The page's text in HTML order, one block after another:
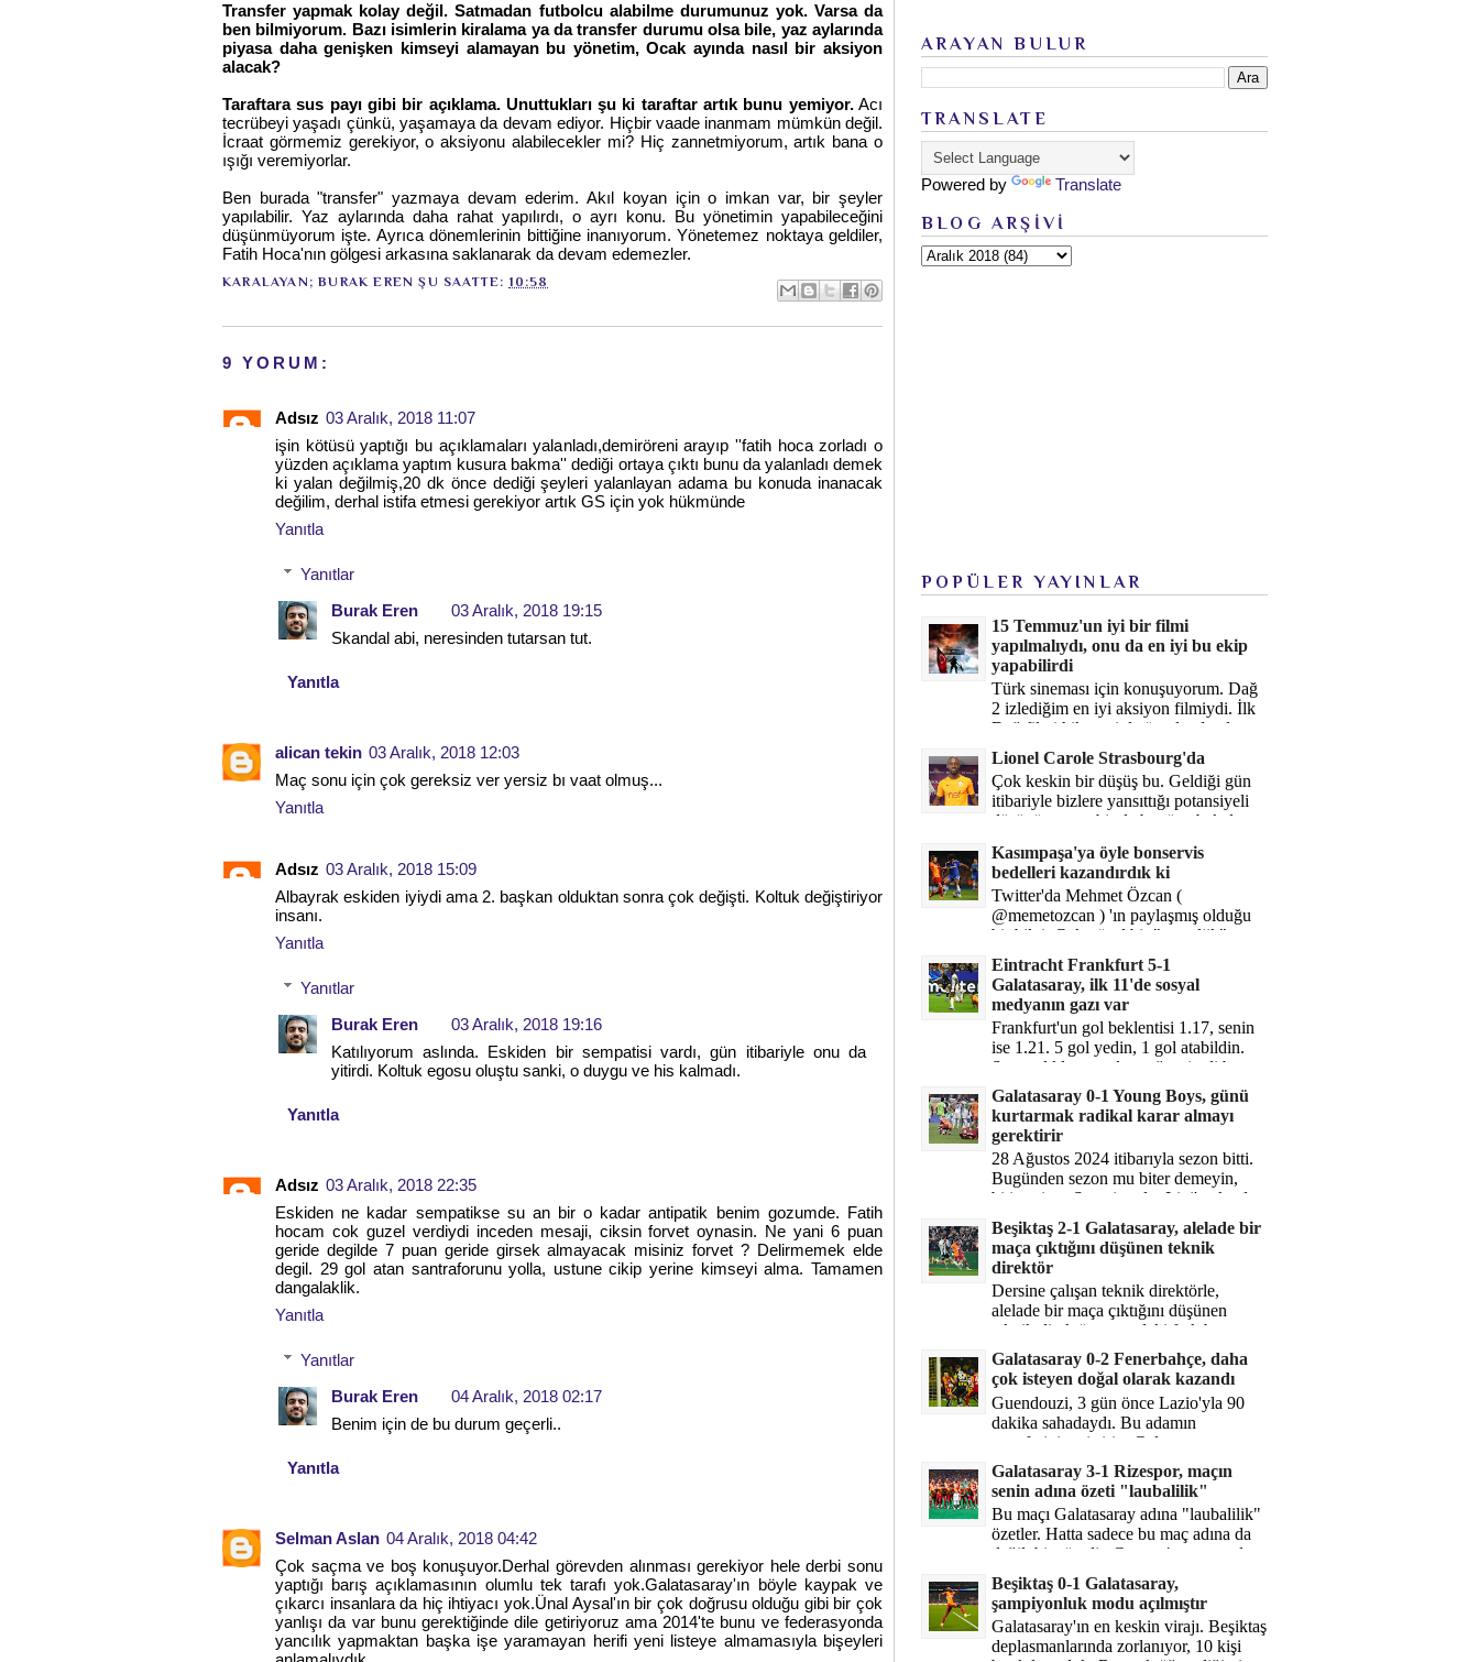
Transfer yapmak kolay değil. Satmadan futbolcu alabilme durumunuz yok. Varsa da
ben bilmiyorum. Bazı isimlerin kiralama ya da transfer durumu olsa bile, yaz aylarında
piyasa daha genişken kimseyi alamayan bu yönetim, Ocak ayında nasıl bir aksiyon
alacak?
Taraftara sus payı gibi bir açıklama. Unuttukları şu ki taraftar artık bunu yemiyor.Acı
tecrübeyi yaşadı çünkü, yaşamaya da devam ediyor. Hiçbir vaade inanmam mümkün değil.
İcraat görmemiz gerekiyor, o aksiyonu alabilecekler mi? Hiç zannetmiyorum, artık bana o
ışığı veremiyorlar.
Ben burada "transfer" yazmaya devam ederim. Akıl koyan için o imkan var, bir şeyler
yapılabilir. Yaz aylarında daha rahat yapılırdı, o ayrı konu. Bu yönetimin yapabileceğini
düşünmüyorum işte. Ayrıca dönemlerinin bittiğine inanıyorum. Yönetemez noktaya geldiler,
Fatih Hoca'nın gölgesi arkasına saklanarak da devam edemezler.
KARALAYAN;BURAK EREN ŞU SAATTE:10:58
9 YORUM:
Adsız 03 Aralık, 2018 11:07
işin kötüsü yaptığı bu açıklamaları yalanladı,demiröreni arayıp ''fatih hoca zorladı o
yüzden açıklama yaptım kusura bakma'' dediği ortaya çıktı bunu da yalanladı demek
ki yalan değilmiş,20 dk önce dediği şeyleri yalanlayan adama bu konuda inanacak
değilim, derhal istifa etmesi gerekiyor artık GS için yok hükmünde
Yanıtla
Yanıtlar
Burak Eren
03 Aralık, 2018 19:15
Skandal abi, neresinden tutarsan tut.
Yanıtla
alican tekin 03 Aralık, 2018 12:03
Maç sonu için çok gereksiz ver yersiz bı vaat olmuş...
Yanıtla
Adsız 03 Aralık, 2018 15:09
Albayrak eskiden iyiydi ama 2. başkan olduktan sonra çok değişti. Koltuk değiştiriyor
insanı.
Yanıtla
Yanıtlar
Burak Eren
03 Aralık, 2018 19:16
Katılıyorum aslında. Eskiden bir sempatisi vardı, gün itibariyle onu da
yitirdi. Koltuk egosu oluştu sanki, o duygu ve his kalmadı.
Yanıtla
Adsız 03 Aralık, 2018 22:35
Eskiden ne kadar sempatikse su an bir o kadar antipatik benim gozumde. Fatih
hocam cok guzel verdiydi inceden mesaji, ciksin forvet oynasin. Ne yani 6 puan
geride degilde 7 puan geride girsek almayacak misiniz forvet ? Delirmemek elde
degil. 29 gol atan santraforunu yolla, ustune cikip yerine kimseyi alma. Tamamen
dangalaklik.
Yanıtla
Yanıtlar
Burak Eren
04 Aralık, 2018 02:17
Benim için de bu durum geçerli..
Yanıtla
Selman Aslan 04 Aralık, 2018 04:42
Çok saçma ve boş konuşuyor.Derhal görevden alınması gerekiyor hele derbi sonu
yaptığı barış açıklamasının olumlu tek tarafı yok.Galatasaray'ın böyle kaypak ve
çıkarcı insanlara da hiç ihtiyacı yok.Ünal Aysal'ın bir çok doğrusu olduğu gibi bir çok
yanlışı da var bunu gerektiğinde dile getiriyoruz ama 2014'te bunu ve federasyonda
yancılık yapmaktan başka işe yaramayan herifi yeni listeye almamasıyla bişeyleri
ARAYAN BULUR
TRANSLATE
Powered by Translate
BLOG ARŞİVİ
POPÜLER YAYINLAR
15 Temmuz'un iyi bir filmi
yapılmalıydı, onu da en iyi bu ekip
yapabilirdi
Türk sineması için konuşuyorum. Dağ
2 izlediğim en iyi aksiyon filmiydi. İlk
Dağ filmi hikayesiyle ön plandaydı,
Dağ 2 ise belki o hika...
Lionel Carole Strasbourg'da
Çok keskin bir düşüş bu. Geldiği gün
itibariyle bizlere yansıttığı potansiyeli
düşünüyorum, bir de bugüne bakalım.
Kasımpaşa'ya öyle bonservis
bedelleri kazandırdık ki
Twitter'da Mehmet Özcan (
@memetozcan ) 'ın paylaşmış olduğu
bir bilgi. Çok güzel bir "nostaljik" pas
diyelim. Kasımpaşa...
Eintracht Frankfurt 5-1
Galatasaray, ilk 11'de sosyal
medyanın gazı var
Frankfurt'un gol beklentisi 1.17, senin
ise 1.21. 5 gol yedin, 1 gol atabildin.
Şanssızlıkla mı anlatacağız şimdi bu
durumu? Rakibin 5 ş...
Galatasaray 0-1 Young Boys, günü
kurtarmak radikal karar almayı
gerektirir
28 Ağustos 2024 itibarıyla sezon bitti.
Bugünden sezon mu biter demeyin,
bitiyor işte. Şampiyonlar Ligi'ne katılım
hakkı senin misyonun ...
Beşiktaş 2-1 Galatasaray, alelade bir
maça çıktığını düşünen teknik
direktör
Dersine çalışan teknik direktörle,
alelade bir maça çıktığını düşünen
teknik direktör arasındaki fark bu
işte. Solskjaer'in çalıştığı de...
Galatasaray 0-2 Fenerbahçe, daha
çok isteyen doğal olarak kazandı
Guendouzi, 3 gün önce Lazio'yla 90
dakika sahadaydı. Bu adamın
transferini yetiştirip, Galatasaray
karşısında 11 oynamasını sağlıyorsun....
Galatasaray 3-1 Rizespor, maçın
senin adına özeti "laubalilik"
Bu maçı Galatasaray adına "laubalilik"
özetler. Hatta sadece bu maç adına da
değil, bir süredir. Geçen 4 maçta sadece
1 gol yedin ...
Beşiktaş 0-1 Galatasaray,
şampiyonluk modu açılmıştır
Galatasaray'ın en keskin virajı. Beşiktaş
deplasmanlarında zorlanıyor, 10 kişi